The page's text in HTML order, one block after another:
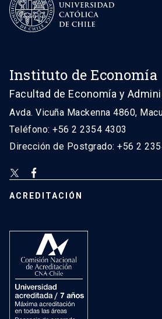
Instituto de Economía
Facultad de Economía y
Avda. Vicuña Mackenna 4860,
Teléfono: +56 2 2354 4303
Dirección de Postgrado: +56 2
ACREDITACIÓN